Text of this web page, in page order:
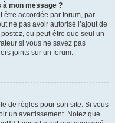
à mon message ?
être accordée par forum, par
ne pas avoir autorisé l’ajout de
ou peut-être que seul un
si vous ne savez pas
joints sur un forum.
de règles pour son site. Si vous
un avertissement. Notez que